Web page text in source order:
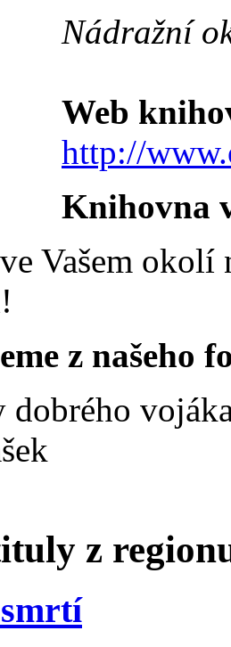
Nádražní
Web
http://
Knihovna
Vašem okolí
z našeho
dobrého
z